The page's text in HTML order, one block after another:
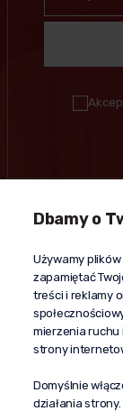
Kontakt
+48 603 610
“Propaganda"
al. Komisji
02-797 Warszawa
Pomoc
Dbamy o
Używamy
zapamiętać
treści i reklamy
mierzenia
strony
Domyślnie
działania